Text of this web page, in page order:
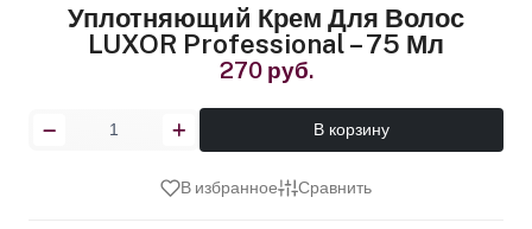
Уплотняющий Крем Для Волос
LUXOR Professional – 75 Мл
270 руб.
В корзину
В избранное Сравнить